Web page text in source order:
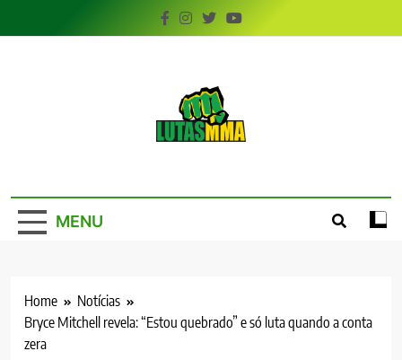
to
MENU
Home
Notícias
Bryce Mitchell revela: “Estou quebrado” e só luta quando a conta
zera